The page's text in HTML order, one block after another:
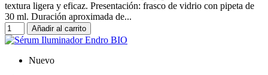
textura ligera y eficaz. Presentación: frasco de vidrio con pipeta de
30 ml. Duración aproximada de...
Añadir al carrito
Nuevo